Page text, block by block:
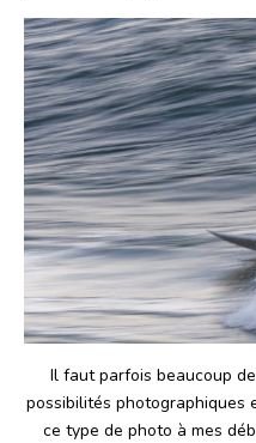
Il faut parfois beaucoup
possibilités photographiques
ce type de photo à mes